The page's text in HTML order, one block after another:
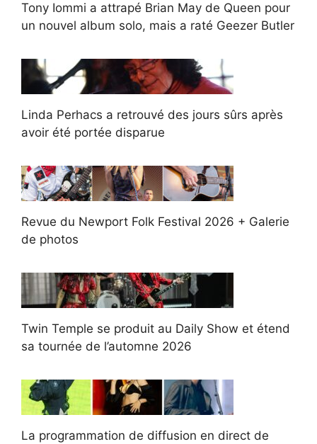
Tony Iommi a attrapé Brian May de Queen pour
un nouvel album solo, mais a raté Geezer Butler
Linda Perhacs a retrouvé des jours sûrs après
avoir été portée disparue
Revue du Newport Folk Festival 2026 + Galerie
de photos
Twin Temple se produit au Daily Show et étend
sa tournée de l’automne 2026
La programmation de diffusion en direct de